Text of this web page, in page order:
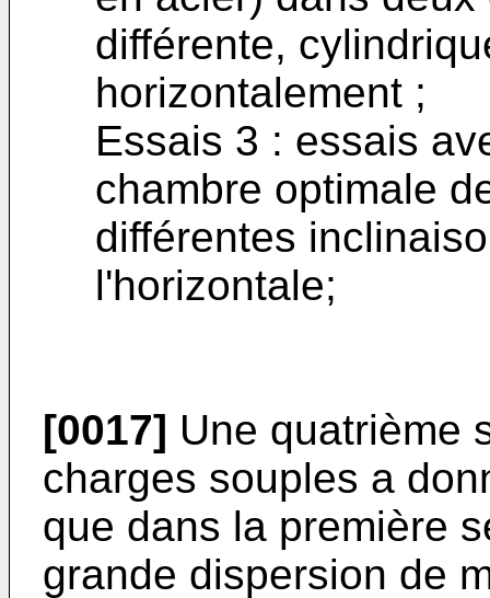
différente,
horizontalement ;
Essais 3 : essais
chambre optimale
différentes
l'horizontale;
[0017] Une quatrième
charges souples a
que dans la première
grande dispersion de